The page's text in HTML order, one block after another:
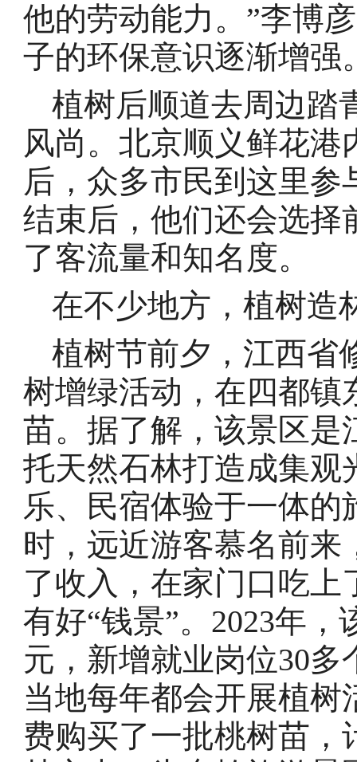
他的劳动能力。”李博
子的环保意识逐渐增强
植树后顺道去周边踏
风尚。北京顺义鲜花
后，众多市民到这里
结束后，他们还会选择
了客流量和知名度。
在不少地方，植树造
植树节前夕，江西省
树增绿活动，在四都镇
苗。据了解，该景区是
托天然石林打造成集观
乐、民宿体验于一体
时，远近游客慕名前
了收入，在家门口吃上
有好“钱景”。2023年
元，新增就业岗位30
当地每年都会开展植
费购买了一批桃树苗